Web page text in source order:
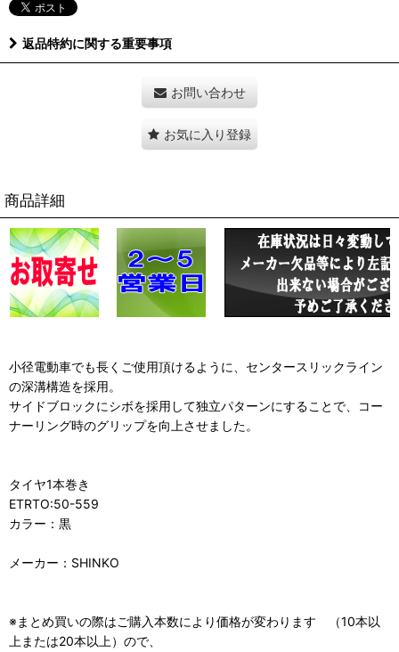
返品特約に関する重要事項
お問い合わせ
お気に入り登録
商品詳細
小径電動車でも長くご使用頂けるように、センタースリックライン
の深溝構造を採用。
サイドブロックにシボを採用して独立パターンにすることで、コー
ナーリング時のグリップを向上させました。
タイヤ1本巻き
ETRTO:50-559
カラー：黒
メーカー：SHINKO
※まとめ買いの際はご購入本数により価格が変わります （10本以
上または20本以上）ので、